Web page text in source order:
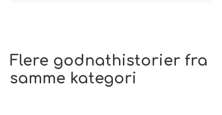
Flere godnathistorier fra
samme kategori